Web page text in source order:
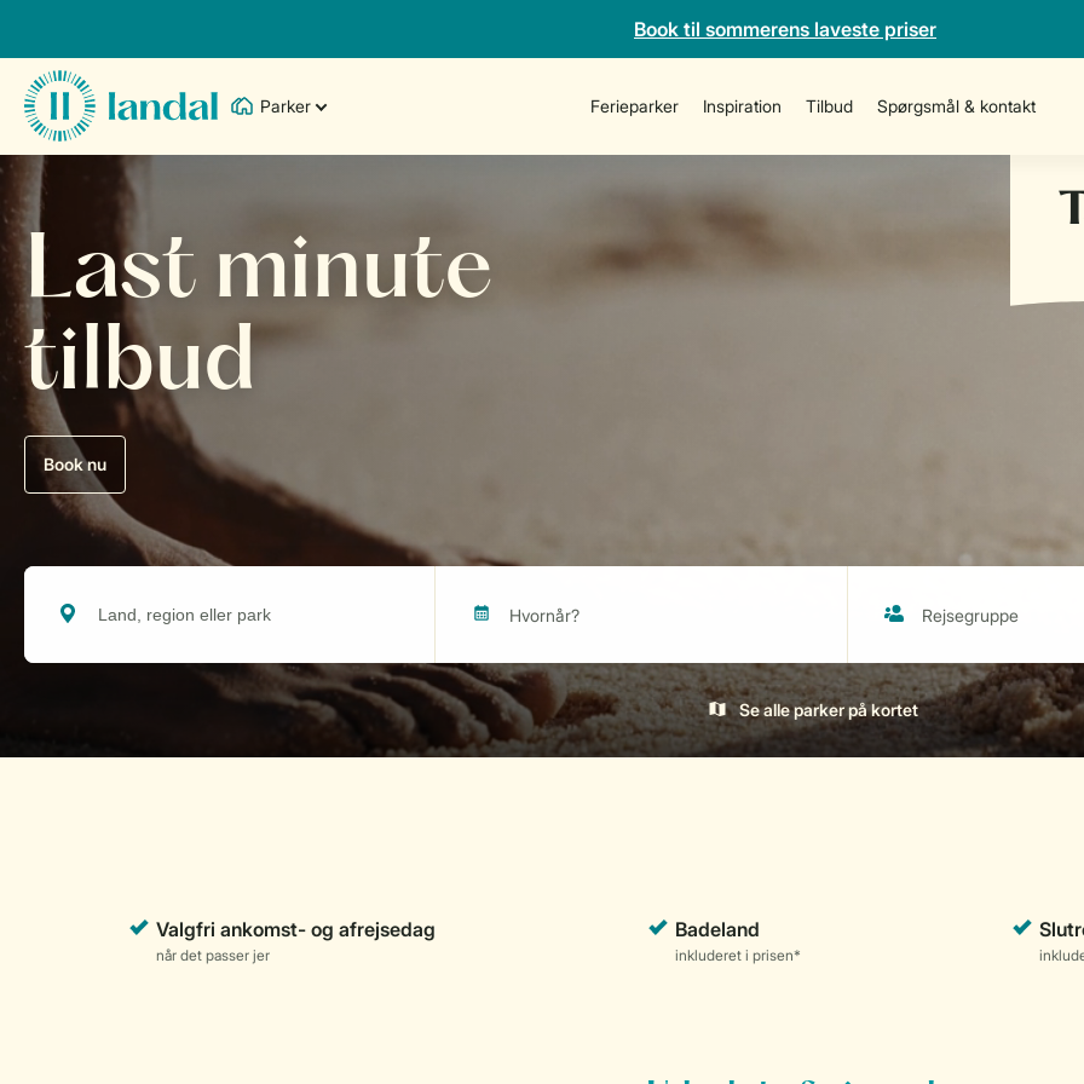
Book til sommerens laveste priser
Parker Ferieparker Inspiration Tilbud Spørgsmål & kontakt
Last minute
tilbud
Book nu
Se alle parker på kortet